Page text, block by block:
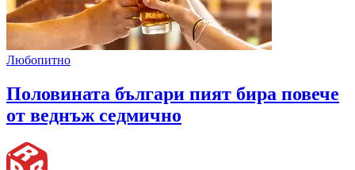
Любопитно
Половината българи пият бира повече
от веднъж седмично